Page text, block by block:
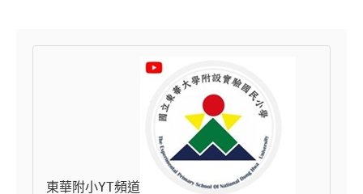
東華附小YT頻道